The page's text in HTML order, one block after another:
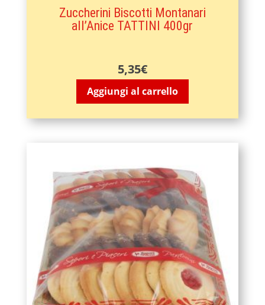
Zuccherini Biscotti Montanari
all’Anice TATTINI 400gr
5,35€
Aggiungi al carrello